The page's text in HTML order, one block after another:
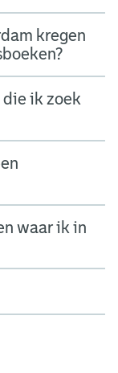
kregen
die ik zoek
waar ik in